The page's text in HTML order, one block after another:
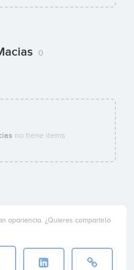
0
no tiene items
apariencia. ¿Quieres compartirlo